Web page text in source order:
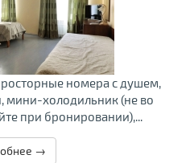
номера с душем,
мини-холодильник (не во
при бронировании),...
→